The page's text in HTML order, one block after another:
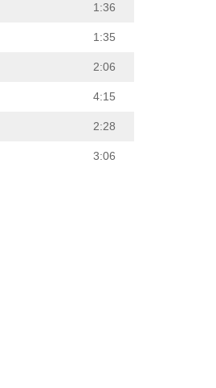
1:36
1:35
2:06
4:15
2:28
3:06